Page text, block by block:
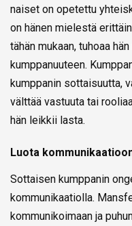
naiset on opetettu
on hänen mielestä
tähän mukaan, tuhoaa
kumppanuuteen.
kumppanin sottaisuutta,
välttää vastuuta tai
hän leikkii lasta.
Luota
Sottaisen kumppanin
kommunikaatiolla.
kommunikoimaan ja